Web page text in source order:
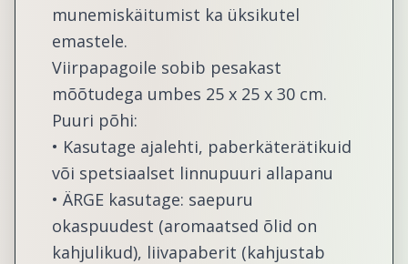
munemiskäitumist ka üksikutel
emastele.
Viirpapagoile sobib pesakast
mõõtudega umbes 25 x 25 x 30 cm.
Puuri põhi:
• Kasutage ajalehti, paberkäterätikuid
või spetsiaalset linnupuuri allapanu
• ÄRGE kasutage: saepuru
okaspuudest (aromaatsed õlid on
kahjulikud), liivapaberit (kahjustab